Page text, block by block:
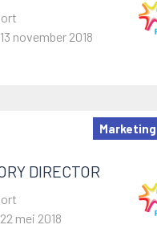
november 2018
Marketing
DIRECTOR
mei 2018